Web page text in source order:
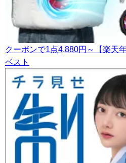
クーポンで1点4,880円～【楽天
ベスト